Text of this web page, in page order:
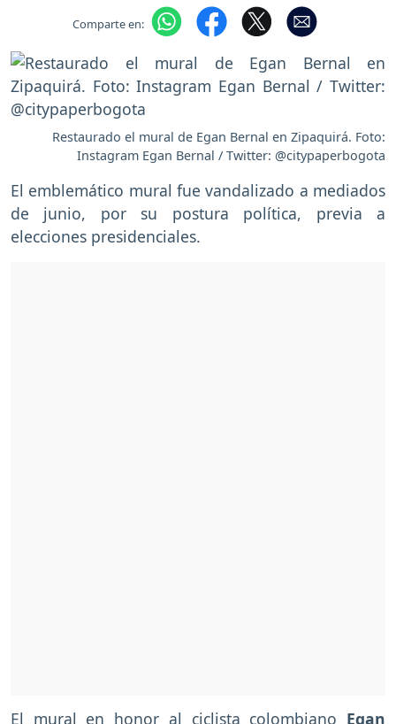
Comparte en:
Restaurado el mural de Egan Bernal en Zipaquirá. Foto:
Instagram Egan Bernal / Twitter: @citypaperbogota
El emblemático mural fue vandalizado a mediados
de junio, por su postura política, previa a
elecciones presidenciales.
El mural en honor al ciclista colombiano Egan